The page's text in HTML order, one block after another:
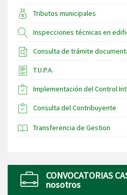
Tributos municipales
Inspecciones técnicas en
Consulta de trámite
T.U.P.A.
Implementación del Control
Consulta del Contribuyente
Transferencia de Gestion
CONVOCATORIAS
nosotros